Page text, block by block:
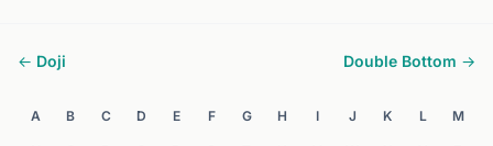
← Doji Double Bottom →
A B C D E F G H I J K L M